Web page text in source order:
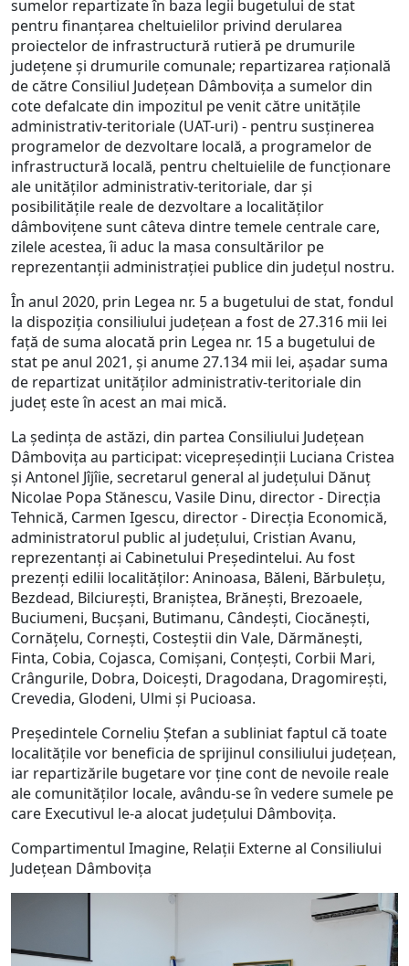
sumelor repartizate în baza legii bugetului de stat
pentru finanțarea cheltuielilor privind derularea
proiectelor de infrastructură rutieră pe drumurile
județene și drumurile comunale; repartizarea rațională
de către Consiliul Județean Dâmbovița a sumelor din
cote defalcate din impozitul pe venit către unităţile
administrativ-teritoriale (UAT-uri) - pentru susținerea
programelor de dezvoltare locală, a programelor de
infrastructură locală, pentru cheltuielile de funcționare
ale unităților administrativ-teritoriale, dar și
posibilitățile reale de dezvoltare a localităților
dâmbovițene sunt câteva dintre temele centrale care,
zilele acestea, îi aduc la masa consultărilor pe
reprezentanții administrației publice din județul nostru.
În anul 2020, prin Legea nr. 5 a bugetului de stat, fondul
la dispoziția consiliului județean a fost de 27.316 mii lei
față de suma alocată prin Legea nr. 15 a bugetului de
stat pe anul 2021, și anume 27.134 mii lei, așadar suma
de repartizat unităților administrativ-teritoriale din
județ este în acest an mai mică.
La ședința de astăzi, din partea Consiliului Județean
Dâmbovița au participat: vicepreședinții Luciana Cristea
și Antonel Jîjîie, secretarul general al județului Dănuț
Nicolae Popa Stănescu, Vasile Dinu, director - Direcția
Tehnică, Carmen Igescu, director - Direcția Economică,
administratorul public al județului, Cristian Avanu,
reprezentanți ai Cabinetului Președintelui. Au fost
prezenți edilii localităților: Aninoasa, Băleni, Bărbulețu,
Bezdead, Bilciurești, Braniștea, Brănești, Brezoaele,
Buciumeni, Bucșani, Butimanu, Cândești, Ciocănești,
Cornățelu, Cornești, Costeștii din Vale, Dărmănești,
Finta, Cobia, Cojasca, Comișani, Conțești, Corbii Mari,
Crângurile, Dobra, Doicești, Dragodana, Dragomirești,
Crevedia, Glodeni, Ulmi și Pucioasa.
Președintele Corneliu Ștefan a subliniat faptul că toate
localitățile vor beneficia de sprijinul consiliului județean,
iar repartizările bugetare vor ține cont de nevoile reale
ale comunităților locale, avându-se în vedere sumele pe
care Executivul le-a alocat județului Dâmbovița.
Compartimentul Imagine, Relații Externe al Consiliului
Județean Dâmbovița